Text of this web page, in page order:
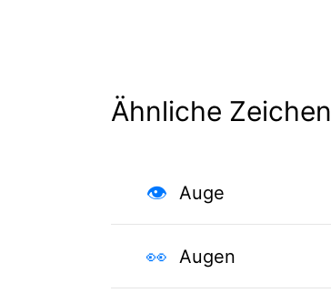
Ähnliche Zeichen
👁 Auge
👀 Augen